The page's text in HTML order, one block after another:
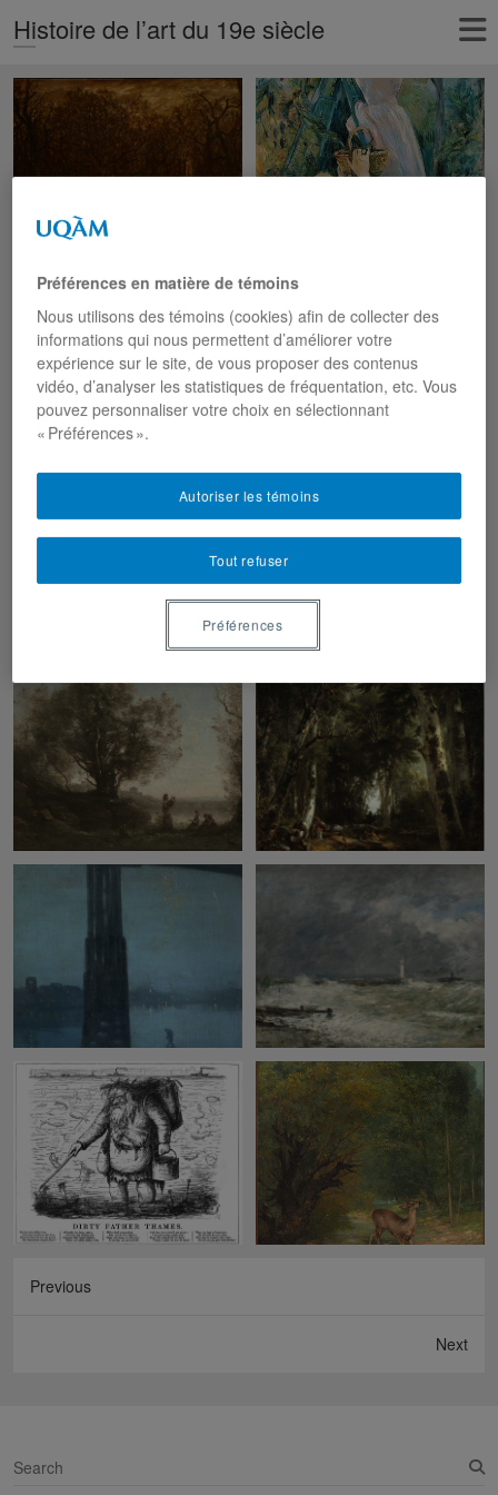
Histoire de l’art du 19e siècle
manifestent le sublime
Thomas Cole (1801-1848)
était un paysagiste célèbre
américain du XIXe siècle et
est considéré comme le
fondateur de la
Previous
Next
S
Préférences en matière de témoins
Nous utilisons des témoins (cookies) afin de collecter des
informations qui nous permettent d’améliorer votre
expérience sur le site, de vous proposer des contenus
vidéo, d’analyser les statistiques de fréquentation, etc. Vous
pouvez personnaliser votre choix en sélectionnant
« Préférences ».
Tout refuser
Autoriser les témoins
Préférences